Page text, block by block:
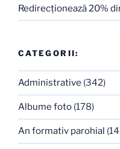
Redirecţionează 20%
CATEGORII:
Administrative (342)
Albume foto (178)
An formativ parohial